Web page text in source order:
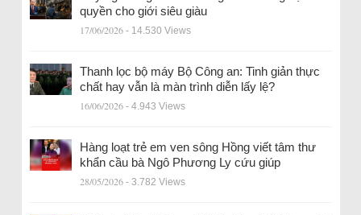
quyền cho giới siêu giàu
17/06/2026 - 14.530 Views
Thanh lọc bộ máy Bộ Công an: Tinh giản thực
chất hay vẫn là màn trình diễn lấy lệ?
16/06/2026 - 4.943 Views
Hàng loạt trẻ em ven sông Hồng viết tâm thư
khẩn cầu bà Ngô Phương Ly cứu giúp
28/05/2026 - 3.782 Views